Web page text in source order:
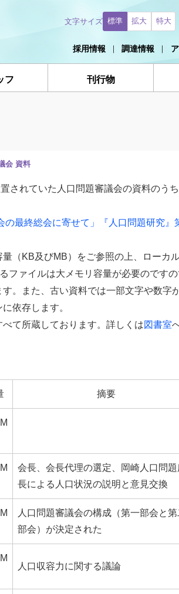
フ 刊行物
文字サイズ 標準 拡大 特大
採用情報 調達情報
会 資料
されていた人口問題審議会の資料のう
の最終総会に寄せて」『人口問題研究』
（KB及びMB）をご参照の上、ローカ
ファイルは大メモリ容量が必要のです
。また、古い資料では一部文字や数字
依存します。
て所蔵しております。詳しくは図書室
摘要
会長、会長代理の選定、岡崎人口問題
長による人口状況の説明と意見交換
人口問題審議会の構成（第一部会と
部会）が決定された
人口収容力に関する議論